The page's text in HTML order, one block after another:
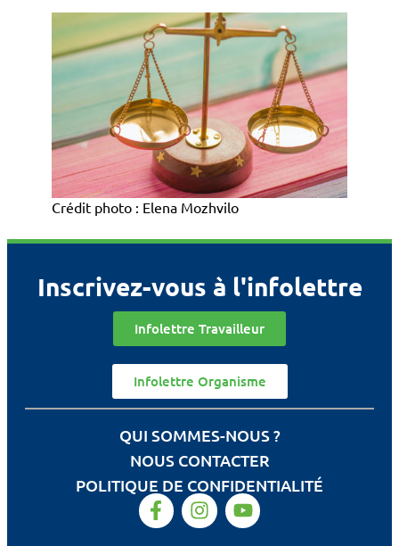
Crédit photo : Elena Mozhvilo
Inscrivez-vous à l'infolettre
Infolettre Travailleur
Infolettre Organisme
QUI SOMMES-NOUS ?
NOUS CONTACTER
POLITIQUE DE CONFIDENTIALITÉ